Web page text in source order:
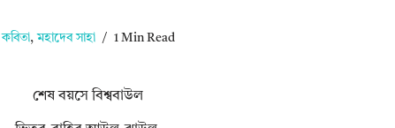
কবিতা,মহাদেব সাহা 1 Min Read
শেষ বয়সে বিশ্ববাউল